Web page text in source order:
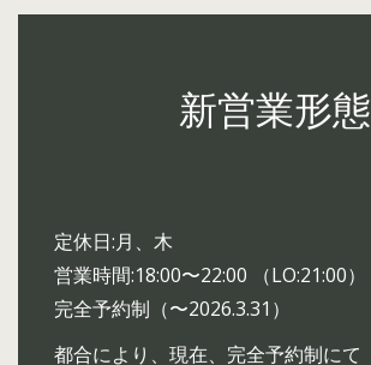
新営業形態
定休日:月、木
営業時間:18:00〜22:00 （LO:21:00）
完全予約制（〜2026.3.31）
都合により、現在、完全予約制にて